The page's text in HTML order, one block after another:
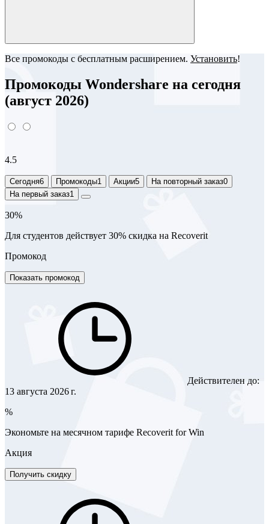
Все промокоды с бесплатным расширением. Установить!
Промокоды Wondershare на сегодня
(август 2026)
4.5
Сегодня6 Промокоды1 Акции5 На повторный заказ0
На первый заказ1
30%
Для студентов действует 30% скидка на Recoverit
Промокод
Показать промокод
Действителен до:
13 августа 2026 г.
%
Экономьте на месячном тарифе Recoverit for Win
Акция
Получить скидку